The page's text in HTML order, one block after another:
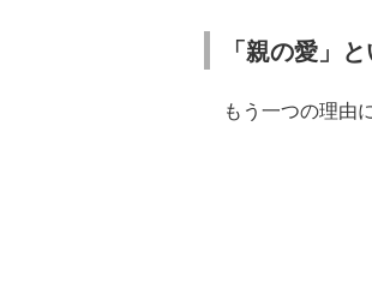
「親の愛」
もう一つの理由